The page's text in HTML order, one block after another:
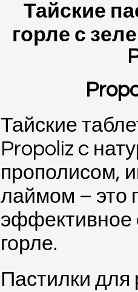
Тайские
горле с
Тайские
Propoliz c
прополисом,
лаймом – это
эффективное
горле.
Пастилки для